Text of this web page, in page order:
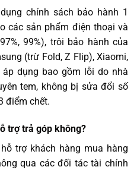
chính sách bảo hành 1
các sản phẩm điện thoại và
99%), trôi bảo hành của
(trừ Fold, Z Flip), Xiaomi,
dụng bao gồm lỗi do nhà
tem, không bị sửa đổi số
điểm chết.
trợ trả góp không?
trợ khách hàng mua hàng
qua các đối tác tài chính